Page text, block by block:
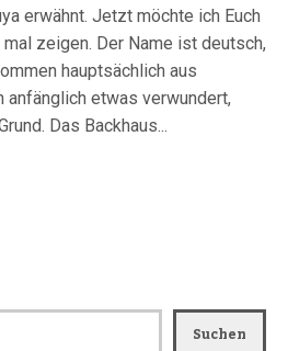
erwähnt. Jetzt möchte ich Euch
mal zeigen. Der Name ist deutsch,
hauptsächlich aus
anfänglich etwas verwundert,
Das Backhaus...
Suchen